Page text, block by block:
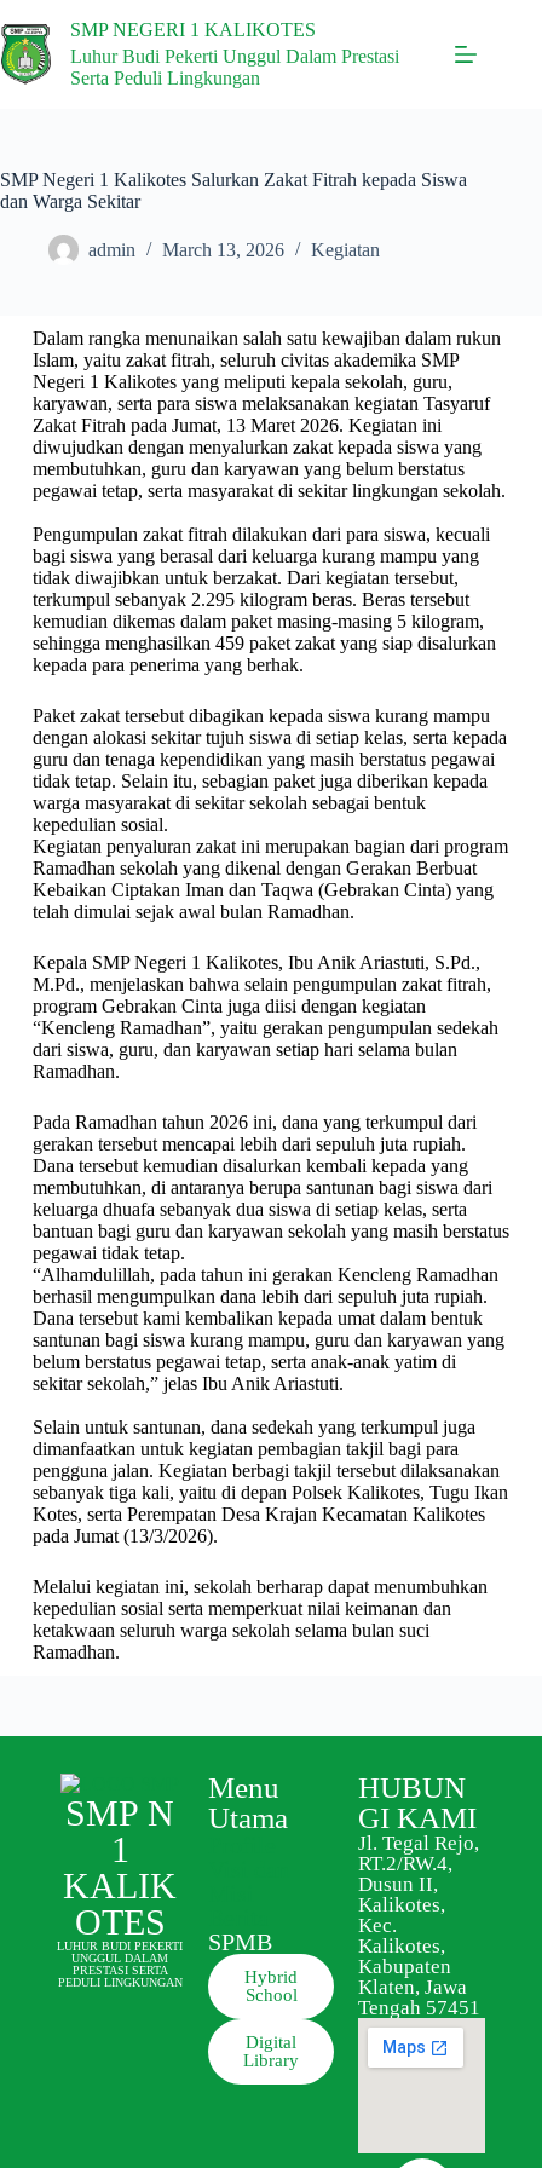
SMP NEGERI 1 KALIKOTES
Luhur Budi Pekerti Unggul Dalam Prestasi
Serta Peduli Lingkungan
SMP Negeri 1 Kalikotes Salurkan Zakat Fitrah kepada Siswa
dan Warga Sekitar
admin March 13, 2026 Kegiatan
Dalam rangka menunaikan salah satu kewajiban dalam rukun
Islam, yaitu zakat fitrah, seluruh civitas akademika SMP
Negeri 1 Kalikotes yang meliputi kepala sekolah, guru,
karyawan, serta para siswa melaksanakan kegiatan Tasyaruf
Zakat Fitrah pada Jumat, 13 Maret 2026. Kegiatan ini
diwujudkan dengan menyalurkan zakat kepada siswa yang
membutuhkan, guru dan karyawan yang belum berstatus
pegawai tetap, serta masyarakat di sekitar lingkungan sekolah.
Pengumpulan zakat fitrah dilakukan dari para siswa, kecuali
bagi siswa yang berasal dari keluarga kurang mampu yang
tidak diwajibkan untuk berzakat. Dari kegiatan tersebut,
terkumpul sebanyak 2.295 kilogram beras. Beras tersebut
kemudian dikemas dalam paket masing-masing 5 kilogram,
sehingga menghasilkan 459 paket zakat yang siap disalurkan
kepada para penerima yang berhak.
Paket zakat tersebut dibagikan kepada siswa kurang mampu
dengan alokasi sekitar tujuh siswa di setiap kelas, serta kepada
guru dan tenaga kependidikan yang masih berstatus pegawai
tidak tetap. Selain itu, sebagian paket juga diberikan kepada
warga masyarakat di sekitar sekolah sebagai bentuk
kepedulian sosial.
Kegiatan penyaluran zakat ini merupakan bagian dari program
Ramadhan sekolah yang dikenal dengan Gerakan Berbuat
Kebaikan Ciptakan Iman dan Taqwa (Gebrakan Cinta) yang
telah dimulai sejak awal bulan Ramadhan.
Kepala SMP Negeri 1 Kalikotes, Ibu Anik Ariastuti, S.Pd.,
M.Pd., menjelaskan bahwa selain pengumpulan zakat fitrah,
program Gebrakan Cinta juga diisi dengan kegiatan
“Kencleng Ramadhan”, yaitu gerakan pengumpulan sedekah
dari siswa, guru, dan karyawan setiap hari selama bulan
Ramadhan.
Pada Ramadhan tahun 2026 ini, dana yang terkumpul dari
gerakan tersebut mencapai lebih dari sepuluh juta rupiah.
Dana tersebut kemudian disalurkan kembali kepada yang
membutuhkan, di antaranya berupa santunan bagi siswa dari
keluarga dhuafa sebanyak dua siswa di setiap kelas, serta
bantuan bagi guru dan karyawan sekolah yang masih berstatus
pegawai tidak tetap.
“Alhamdulillah, pada tahun ini gerakan Kencleng Ramadhan
berhasil mengumpulkan dana lebih dari sepuluh juta rupiah.
Dana tersebut kami kembalikan kepada umat dalam bentuk
santunan bagi siswa kurang mampu, guru dan karyawan yang
belum berstatus pegawai tetap, serta anak-anak yatim di
sekitar sekolah,” jelas Ibu Anik Ariastuti.
Selain untuk santunan, dana sedekah yang terkumpul juga
dimanfaatkan untuk kegiatan pembagian takjil bagi para
pengguna jalan. Kegiatan berbagi takjil tersebut dilaksanakan
sebanyak tiga kali, yaitu di depan Polsek Kalikotes, Tugu Ikan
Kotes, serta Perempatan Desa Krajan Kecamatan Kalikotes
pada Jumat (13/3/2026).
Melalui kegiatan ini, sekolah berharap dapat menumbuhkan
kepedulian sosial serta memperkuat nilai keimanan dan
ketakwaan seluruh warga sekolah selama bulan suci
Ramadhan.
SMP N
1
KALIK
OTES
LUHUR BUDI PEKERTI
UNGGUL DALAM
PRESTASI SERTA
PEDULI LINGKUNGAN
Menu
Utama
SPMB
Hybrid
School
Digital
Library
HUBUN
GI KAMI
Jl. Tegal Rejo,
RT.2/RW.4,
Dusun II,
Kalikotes,
Kec.
Kalikotes,
Kabupaten
Klaten, Jawa
Tengah 57451